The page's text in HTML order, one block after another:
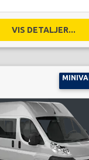
VIS DETALJER...